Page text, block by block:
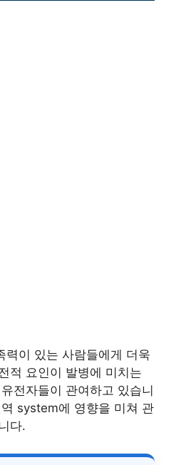
력이 있는 사람들에게 더욱
적 요인이 발병에 미치는
전자들이 관여하고 있습니
system에 영향을 미쳐 관
다.